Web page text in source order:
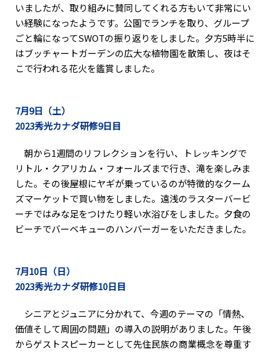
いましたが、取り組みに賛同してくれる方もいて非常にい
い経験になったようです。公園でランチを取り、グループ
ごと輪になってSWOTの振り返りをしました。夕方5時半に
はブッチャートガーデンの広大な植物園を散策し、夜はそ
こで行われる花火を鑑賞しました。
7月9日（土）
2023秀光カナダ研修9日目
朝から1週間のリフレクションを行い、トレッキングで
リトル・クアリカム・フォールズまで行き、滝を楽しみま
した。その後屋根にヤギが乗っているのが特徴的なクーム
ズマーケットで買い物をしました。遠浅のラスターバービ
ーチではみな足をつけたり軽い水浴びをしました。夕食の
ビーチでバーベキューのハンバーガーをいただきました。
7月10日（日）
2023秀光カナダ研修10日目
シニアとジュニアに分かれて、今週のテーマの「情熱、
価値そして周囲の問題」の導入の説明がありました。午後
からゲストスピーカーとして先住民族の商業概念を尊重す